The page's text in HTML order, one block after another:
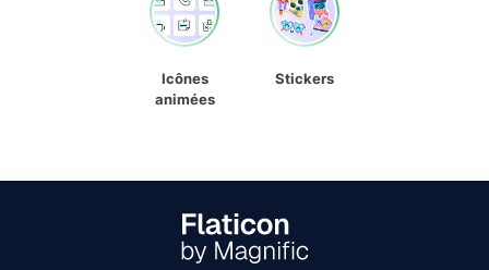
Icônes
animées
Stickers